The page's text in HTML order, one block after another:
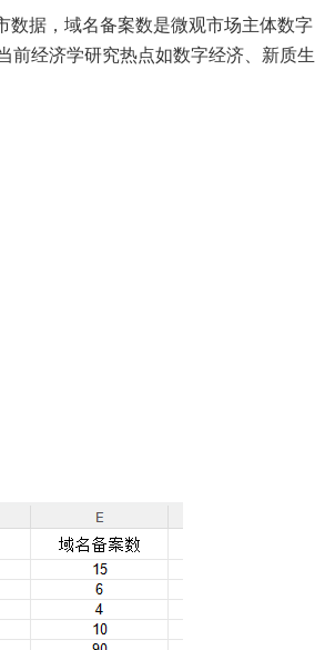
据，域名备案数是微观市场主体数字
前经济学研究热点如数字经济、新质生